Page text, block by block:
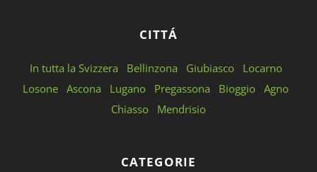
CITTÁ
In tutta la Svizzera Bellinzona Giubiasco
Locarno
Losone Ascona Lugano Pregassona Bioggio Agno
Chiasso
Mendrisio
CATEGORIE